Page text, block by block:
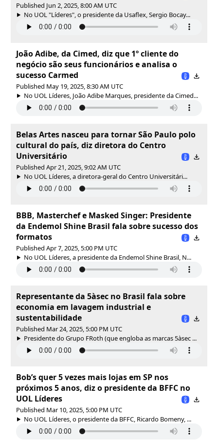
Published Jun 2, 2025, 8:00 AM UTC
No UOL "Líderes", o presidente da Usaflex, Sergio Bocay...
João Adibe, da Cimed, diz que 1º cliente do
negócio são seus funcionários e analisa o
sucesso Carmed
Published May 19, 2025, 8:30 AM UTC
No UOL Líderes, João Adibe Marques, presidente da Cimed...
Belas Artes nasceu para tornar São Paulo polo
cultural do país, diz diretora do Centro
Universitário
Published Apr 21, 2025, 9:02 AM UTC
No UOL Líderes, a diretora-geral do Centro Universitári...
BBB, Masterchef e Masked Singer: Presidente
da Endemol Shine Brasil fala sobre sucesso dos
formatos
Published Apr 7, 2025, 5:00 PM UTC
No UOL Líderes, a presidente da Endemol Shine Brasil, N...
Representante da 5àsec no Brasil fala sobre
economia em lavagem industrial e
sustentabilidade
Published Mar 24, 2025, 5:00 PM UTC
Presidente do Grupo FRoth (que engloba as marcas 5àsec ...
Bob’s quer 5 vezes mais lojas em SP nos
próximos 5 anos, diz o presidente da BFFC no
UOL Líderes
Published Mar 10, 2025, 5:00 PM UTC
No UOL Líderes, o presidente da BFFC, Ricardo Bomeny, ...